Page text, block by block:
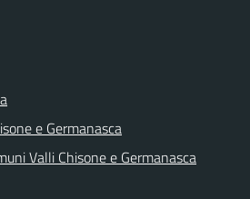
e Germanasca
Valli Chisone e Germanasca